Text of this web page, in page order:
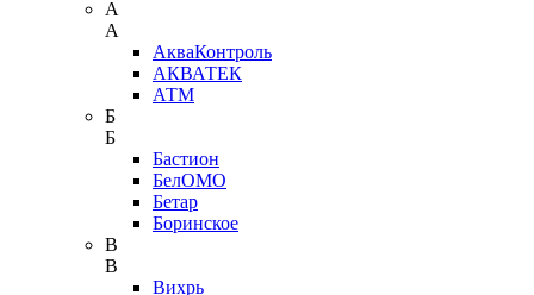
А
А
АкваКонтроль
АКВАТЕК
АТМ
Б
Б
Бастион
БелОМО
Бетар
Боринское
В
В
Вихрь